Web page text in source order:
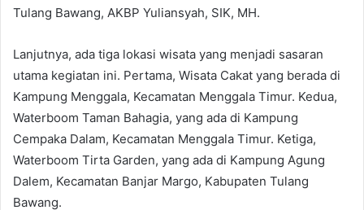
Tulang Bawang, AKBP Yuliansyah, SIK, MH.
Lanjutnya, ada tiga lokasi wisata yang menjadi sasaran
utama kegiatan ini. Pertama, Wisata Cakat yang berada di
Kampung Menggala, Kecamatan Menggala Timur. Kedua,
Waterboom Taman Bahagia, yang ada di Kampung
Cempaka Dalam, Kecamatan Menggala Timur. Ketiga,
Waterboom Tirta Garden, yang ada di Kampung Agung
Dalem, Kecamatan Banjar Margo, Kabupaten Tulang
Bawang.